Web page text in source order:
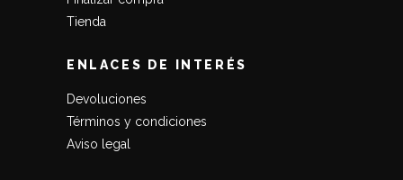
Tienda
ENLACES DE INTERÉS
Devoluciones
Términos y condiciones
Aviso legal